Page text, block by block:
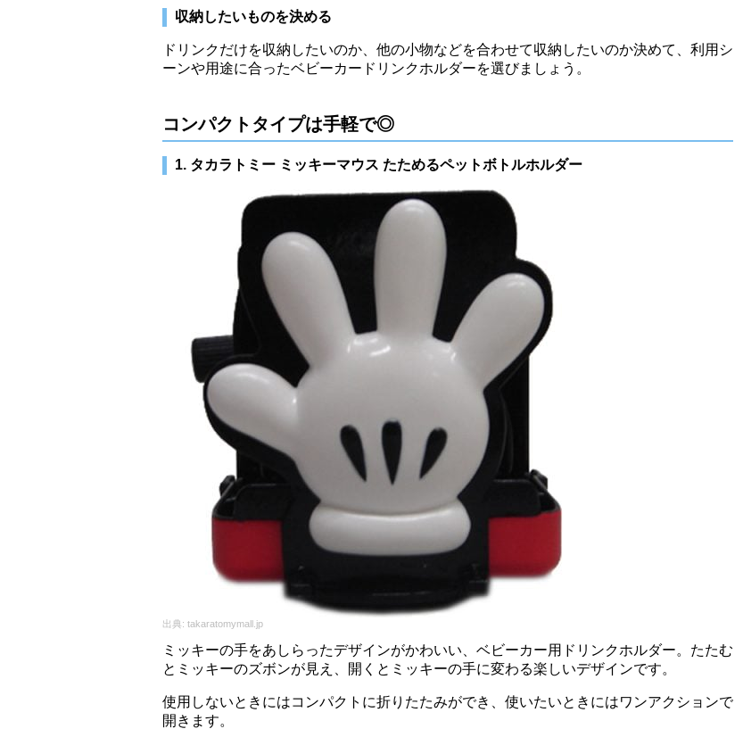
収納したいものを決める
ドリンクだけを収納したいのか、他の小物などを合わせて収納したいのか決めて、利用シ
ーンや用途に合ったベビーカードリンクホルダーを選びましょう。
コンパクトタイプは手軽で◎
1. タカラトミー ミッキーマウス たためるペットボトルホルダー
出典: takaratomymall.jp
ミッキーの手をあしらったデザインがかわいい、ベビーカー用ドリンクホルダー。たたむ
とミッキーのズボンが見え、開くとミッキーの手に変わる楽しいデザインです。
使用しないときにはコンパクトに折りたたみができ、使いたいときにはワンアクションで
開きます。